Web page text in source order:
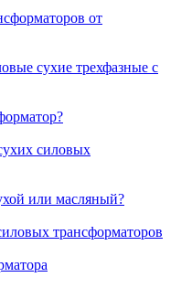
от
сухие трехфазные с
силовых
или масляный?
трансформаторов